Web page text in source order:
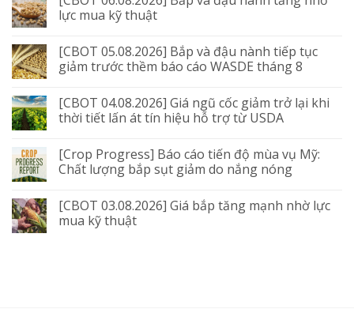
lực mua kỹ thuật
[CBOT 05.08.2026] Bắp và đậu nành tiếp tục
giảm trước thềm báo cáo WASDE tháng 8
[CBOT 04.08.2026] Giá ngũ cốc giảm trở lại khi
thời tiết lấn át tín hiệu hỗ trợ từ USDA
[Crop Progress] Báo cáo tiến độ mùa vụ Mỹ:
Chất lượng bắp sụt giảm do nắng nóng
[CBOT 03.08.2026] Giá bắp tăng mạnh nhờ lực
mua kỹ thuật